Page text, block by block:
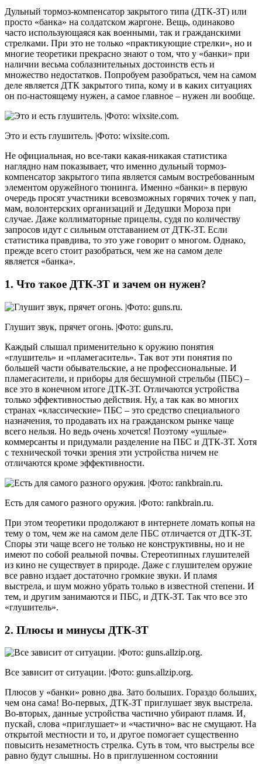
Дульный тормоз-компенсатор закрытого типа (ДТК-ЗТ) или
просто «банка» на солдатском жаргоне. Вещь, одинаково
часто использующаяся как военными, так и гражданскими
стрелками. При это не только «практикующие стрелки», но и
многие теоретики прекрасно знают о том, что у «банки» при
наличии весьма соблазнительных достоинств есть и
множество недостатков. Попробуем разобраться, чем на самом
деле является ДТК закрытого типа, кому и в каких ситуациях
он по-настоящему нужен, а самое главное – нужен ли вообще.
Это и есть глушитель. |Фото: wixsite.com.
Не официальная, но все-таки какая-никакая статистика
наглядно нам показывает, что именно дульный тормоз-
компенсатор закрытого типа является самым востребованным
элементом оружейного тюнинга. Именно «банки» в первую
очередь просят участники всевозможных горячих точек у пап,
мам, волонтерских организаций и Дедушки Мороза при
случае. Даже коллиматорные прицелы, судя по количеству
запросов идут с сильным отставанием от ДТК-ЗТ. Если
статистика правдива, то это уже говорит о многом. Однако,
прежде всего стоит разобраться, чем же на самом деле
является «банка».
1. Что такое ДТК-ЗТ и зачем он нужен?
Глушит звук, прячет огонь. |Фото: guns.ru.
Каждый слышал применительно к оружию понятия
«глушитель» и «пламегаситель». Так вот эти понятия по
большей части обывательские, а не профессиональные. И
пламегасители, и приборы для бесшумной стрельбы (ПБС) –
все это в конечном итоге ДТК-3Т. Отличаются устройства
только эффективностью действия. Ну, а так как во многих
странах «классические» ПБС – это средство специального
назначения, то продавать их на гражданском рынке чаще
всего нельзя. Но ведь очень хочется! Поэтому «ушлые»
коммерсанты и придумали разделение на ПБС и ДТК-ЗТ. Хотя
с технической точки зрения эти устройства ничем не
отличаются кроме эффективности.
Есть для самого разного оружия. |Фото: rankbrain.ru.
При этом теоретики продолжают в интернете ломать копья на
тему о том, чем же на самом деле ПБС отличается от ДТК-ЗТ.
Споры эти чаще всего не только не конструктивны, но и не
имеют по собой реальной почвы. Стереотипных глушителей
из кино не существует в природе. Даже с глушителем оружие
все равно издает достаточно громкие звуки. И пламя
выстрела, и шум можно убрать только в известной степени. И
тем, и другим занимаются и ПБС, и ДТК-ЗТ. Так что все это
«глушитель».
2. Плюсы и минусы ДТК-ЗТ
Все зависит от ситуации. |Фото: guns.allzip.org.
Плюсов у «банки» ровно два. Зато больших. Гораздо больших,
чем она сама! Во-первых, ДТК-ЗТ приглушает звук выстрела.
Во-вторых, данные устройства частично убирают пламя. И,
пускай, слова «приглушает» и «частично» вас не смущают. На
открытой местности и то, и другое помогает существенно
повысить незаметность стрелка. Суть в том, что выстрелы все
равно будут слышны. Но в приглушенном состоянии